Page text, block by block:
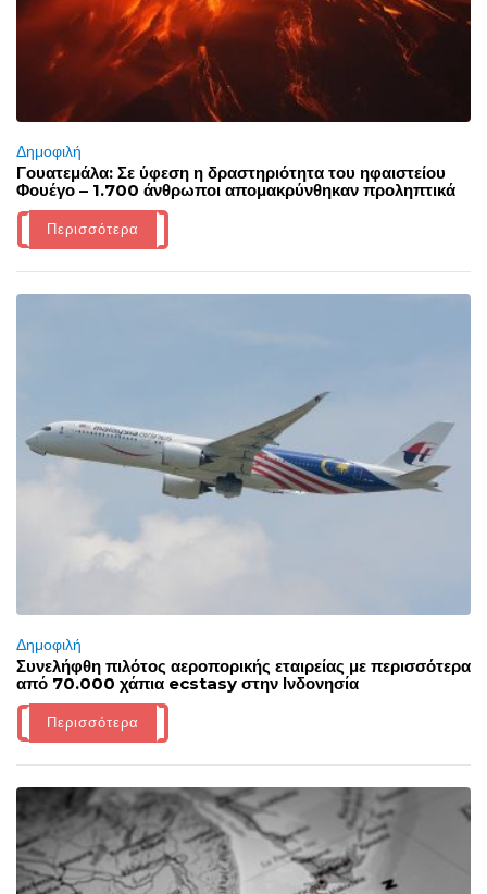
Δημοφιλή
Γουατεμάλα: Σε ύφεση η δραστηριότητα του ηφαιστείου
Φουέγο – 1.700 άνθρωποι απομακρύνθηκαν προληπτικά
Περισσότερα
Δημοφιλή
Συνελήφθη πιλότος αεροπορικής εταιρείας με περισσότερα
από 70.000 χάπια ecstasy στην Ινδονησία
Περισσότερα